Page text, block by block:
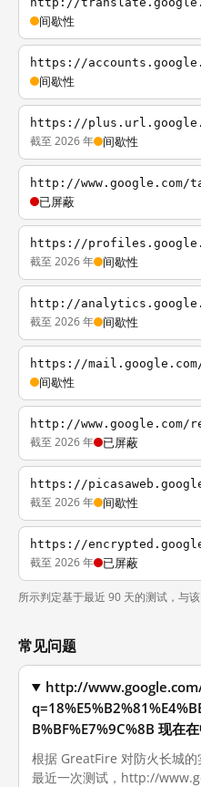
间歇性
https://
间歇性
https://
截至 2026 年 间歇性
http://www.google.com/
已屏蔽
https://
截至 2026 年 间歇性
http://
截至 2026 年 间歇性
https://
间歇性
http://www.google.com/
截至 2026 年 已屏蔽
https://
截至 2026 年 间歇性
https://
截至 2026 年 已屏蔽
所示判定基于最近 90 天的测试，与该
常见问题
http://
B%BF%E7%9C%8B 现在
根据 GreatFire 对防火长城
最近一次测试，http://